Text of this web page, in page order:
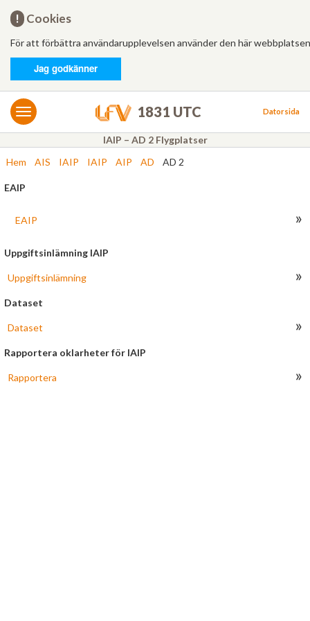
! Cookies
För att förbättra användarupplevelsen använder den här
Jag godkänner
1831 UTC Datorsida
IAIP – AD 2 Flygplatser
Hem
AIS IAIP IAIP AIP AD AD 2
EAIP
EAIP »
Uppgiftsinlämning IAIP
Uppgiftsinlämning »
Dataset
Dataset »
Rapportera oklarheter för IAIP
Rapportera »
Hem
Logga in
MET/AIS
MET
AIS
Bulletiner
FÄRDPLANERING
Ny
Från mall
Besvarade
Arkiverade
Länkar